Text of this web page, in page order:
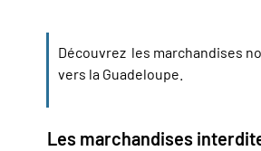
Découvrez les marchandises
vers la Guadeloupe.
Les marchandises